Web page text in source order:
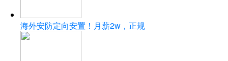
海外安防定向安置！月薪2w，正规